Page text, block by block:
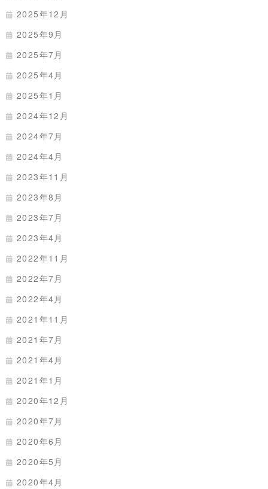
2025年12月
2025年9月
2025年7月
2025年4月
2025年1月
2024年12月
2024年7月
2024年4月
2023年11月
2023年8月
2023年7月
2023年4月
2022年11月
2022年7月
2022年4月
2021年11月
2021年7月
2021年4月
2021年1月
2020年12月
2020年7月
2020年6月
2020年5月
2020年4月